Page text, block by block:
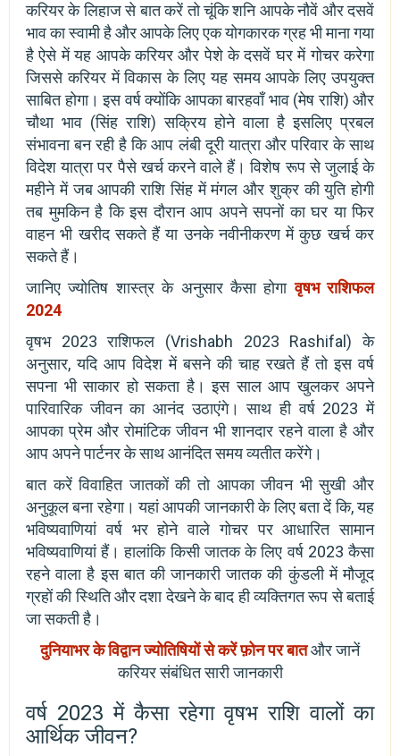
करियर के लिहाज से बात करें तो चूंकि शनि आपके नौवें और दसवें
भाव का स्वामी है और आपके लिए एक योगकारक ग्रह भी माना गया
है ऐसे में यह आपके करियर और पेशे के दसवें घर में गोचर करेगा
जिससे करियर में विकास के लिए यह समय आपके लिए उपयुक्त
साबित होगा। इस वर्ष क्योंकि आपका बारहवाँ भाव (मेष राशि) और
चौथा भाव (सिंह राशि) सक्रिय होने वाला है इसलिए प्रबल
संभावना बन रही है कि आप लंबी दूरी यात्रा और परिवार के साथ
विदेश यात्रा पर पैसे खर्च करने वाले हैं। विशेष रूप से जुलाई के
महीने में जब आपकी राशि सिंह में मंगल और शुक्र की युति होगी
तब मुमकिन है कि इस दौरान आप अपने सपनों का घर या फिर
वाहन भी खरीद सकते हैं या उनके नवीनीकरण में कुछ खर्च कर
सकते हैं।
जानिए ज्योतिष शास्त्र के अनुसार कैसा होगावृषभ राशिफल
2024
वृषभ 2023 राशिफल (Vrishabh 2023 Rashifal) के
अनुसार, यदि आप विदेश में बसने की चाह रखते हैं तो इस वर्ष
सपना भी साकार हो सकता है। इस साल आप खुलकर अपने
पारिवारिक जीवन का आनंद उठाएंगे। साथ ही वर्ष 2023 में
आपका प्रेम और रोमांटिक जीवन भी शानदार रहने वाला है और
आप अपने पार्टनर के साथ आनंदित समय व्यतीत करेंगे।
बात करें विवाहित जातकों की तो आपका जीवन भी सुखी और
अनुकूल बना रहेगा। यहां आपकी जानकारी के लिए बता दें कि, यह
भविष्यवाणियां वर्ष भर होने वाले गोचर पर आधारित सामान
भविष्यवाणियां हैं। हालांकि किसी जातक के लिए वर्ष 2023 कैसा
रहने वाला है इस बात की जानकारी जातक की कुंडली में मौजूद
ग्रहों की स्थिति और दशा देखने के बाद ही व्यक्तिगत रूप से बताई
जा सकती है।
दुनियाभर के विद्वान ज्योतिषियों से करें फ़ोन पर बातऔर जानें
करियर संबंधित सारी जानकारी
वर्ष 2023 में कैसा रहेगा वृषभ राशि वालों का
आर्थिक जीवन?